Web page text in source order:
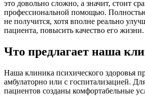
это довольно сложно, а значит, стоит
профессиональной помощью.
не получится, хотя вполне реально
пациента, повысить качество его жизни.
Что предлагает наша
Наша клиника психического здоровья
амбулаторно или с госпитализацией.
пациентов созданы комфортабельные